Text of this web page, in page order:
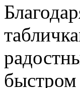
быстром